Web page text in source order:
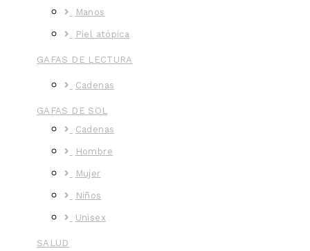
Manos
Piel atópica
GAFAS DE LECTURA
Cadenas
GAFAS DE SOL
Cadenas
Hombre
Mujer
Niños
Unisex
SALUD